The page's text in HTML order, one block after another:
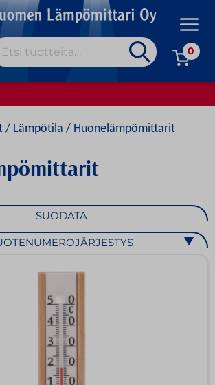
Etsi:
HYVÄ TIETÄÄ
SVENSKA
0
/ Lämpötila / Huonelämpömittarit
SUODATA